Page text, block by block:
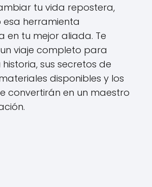
tu vida repostera,
esa herramienta
en tu mejor aliada. Te
viaje completo para
sus secretos de
disponibles y los
convertirán en un maestro